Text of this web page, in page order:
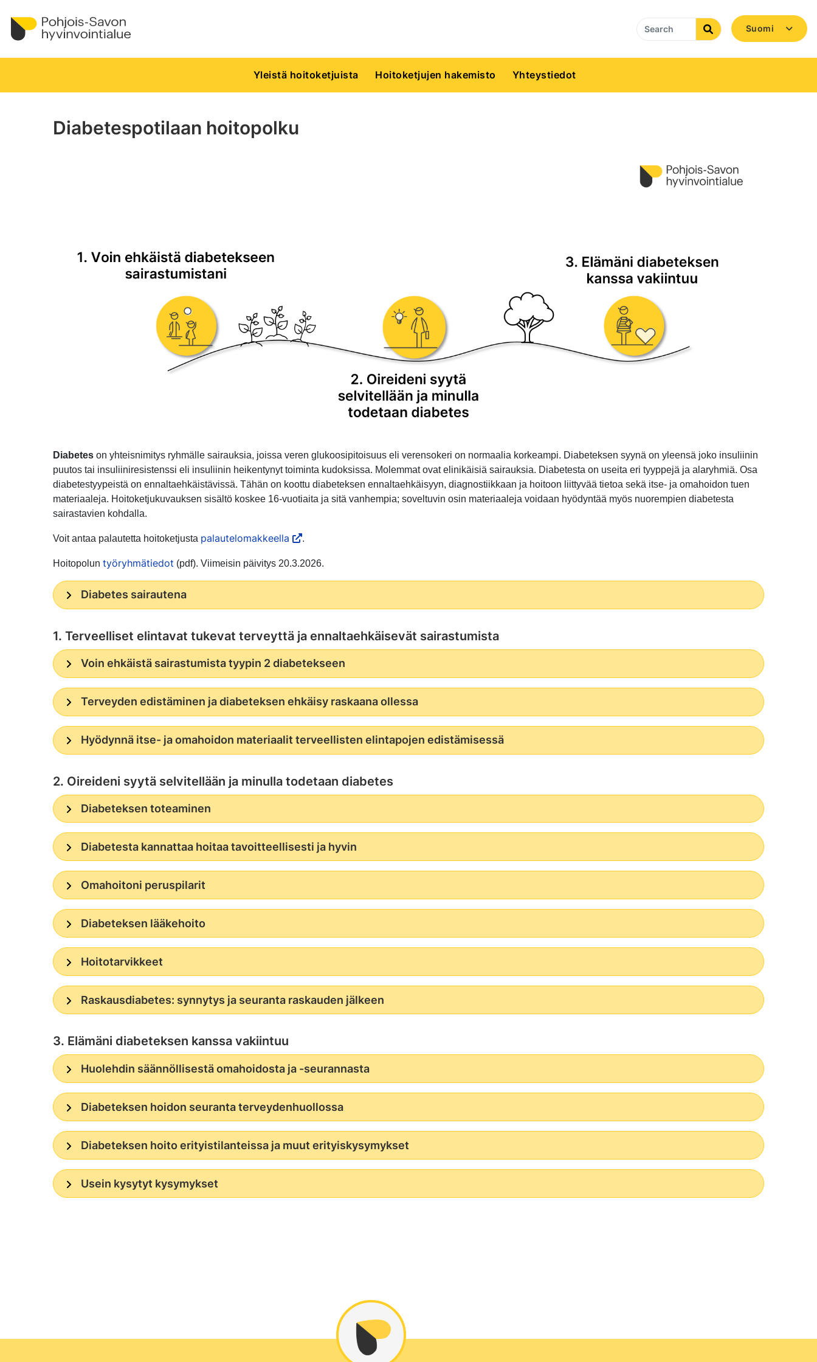
Search
Suomi
Yleistä hoitoketjuista Hoitoketjujen hakemisto Yhteystiedot
Diabetespotilaan hoitopolku
Diabetes on yhteisnimitys ryhmälle sairauksia, joissa veren glukoosipitoisuus eli verensokeri on normaalia korkeampi. Diabeteksen syynä on yleensä joko insuliinin
puutos tai insuliiniresistenssi eli insuliinin heikentynyt toiminta kudoksissa. Molemmat ovat elinikäisiä sairauksia. Diabetesta on useita eri tyyppejä ja alaryhmiä. Osa
diabetestyypeistä on ennaltaehkäistävissä. Tähän on koottu diabeteksen ennaltaehkäisyyn, diagnostiikkaan ja hoitoon liittyvää tietoa sekä itse- ja omahoidon tuen
materiaaleja. Hoitoketjukuvauksen sisältö koskee 16-vuotiaita ja sitä vanhempia; soveltuvin osin materiaaleja voidaan hyödyntää myös nuorempien diabetesta
sairastavien kohdalla.
Voit antaa palautetta hoitoketjusta palautelomakkeella .
Hoitopolun työryhmätiedot (pdf). Viimeisin päivitys 20.3.2026.
Diabetes sairautena
1. Terveelliset elintavat tukevat terveyttä ja ennaltaehkäisevät sairastumista
Voin ehkäistä sairastumista tyypin 2 diabetekseen
Terveyden edistäminen ja diabeteksen ehkäisy raskaana ollessa
Hyödynnä itse- ja omahoidon materiaalit terveellisten elintapojen edistämisessä
2. Oireideni syytä selvitellään ja minulla todetaan diabetes
Diabeteksen toteaminen
Diabetesta kannattaa hoitaa tavoitteellisesti ja hyvin
Omahoitoni peruspilarit
Diabeteksen lääkehoito
Hoitotarvikkeet
Raskausdiabetes: synnytys ja seuranta raskauden jälkeen
3. Elämäni diabeteksen kanssa vakiintuu
Huolehdin säännöllisestä omahoidosta ja -seurannasta
Diabeteksen hoidon seuranta terveydenhuollossa
Diabeteksen hoito erityistilanteissa ja muut erityiskysymykset
Usein kysytyt kysymykset